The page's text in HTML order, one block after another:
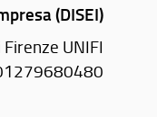
(DISEI)
UNIFI